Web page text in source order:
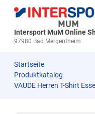
Intersport MuM Online
97980 Bad Mergentheim
Startseite
Produktkatalog
VAUDE Herren T-Shirt